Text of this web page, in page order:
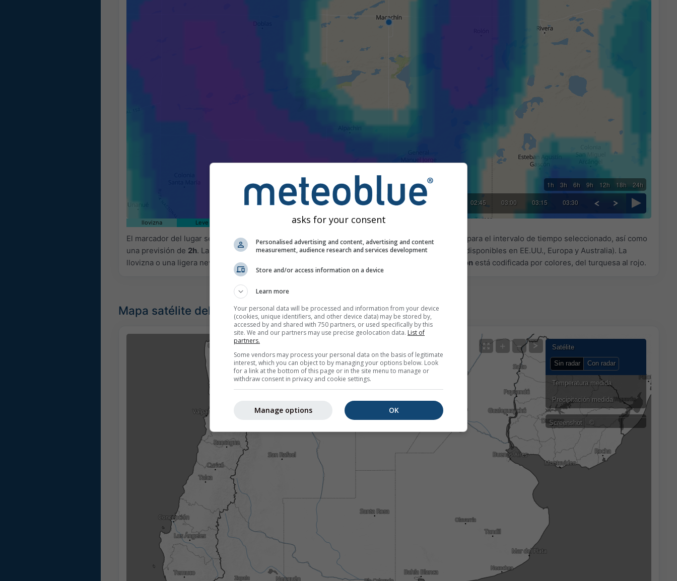
1h 3h 6h 9h 12h 18h 24h
01:00 01:15 01:30 01:45 02:00 02:15 02:45 03:00 03:15 03:30
llovizna Leve Fuerte Muy fuerte
El marcador del lugar se coloca en Macachín. Esta animación muestra elradar de precipitación
para el intervalo de tiempo seleccionado, así como
una previsión de 2h. Las cruces naranjas indican rayos. Datos proporcionados pornowcast.de
(disponibles en EE.UU., Europa y Australia). La
llovizna o una ligera nevada pueden ser invisibles para el radar.
La intensidad de la precipitación está codificada por colores, del turquesa al rojo.
Mapa satélite del tiempo, Argentina
Screenshot ©
Satélite
Sin radar Con radar
Temperatura medida
Precipitación medida
+ −
asks for your consent
Personalised advertising and content, advertising and content
measurement, audience research and services development
Store and/or access information on a device
Learn more
Your personal data will be processed and information from your device
(cookies, unique identifiers, and other device data) may be stored by,
accessed by and shared with 750 partners, or used specifically by this
site. We and our partners may use precise geolocation data. List of
partners.
Some vendors may process your personal data on the basis of legitimate
interest, which you can object to by managing your options below. Look
for a link at the bottom of this page or in the site menu to manage or
withdraw consent in privacy and cookie settings.
OK
Manage options